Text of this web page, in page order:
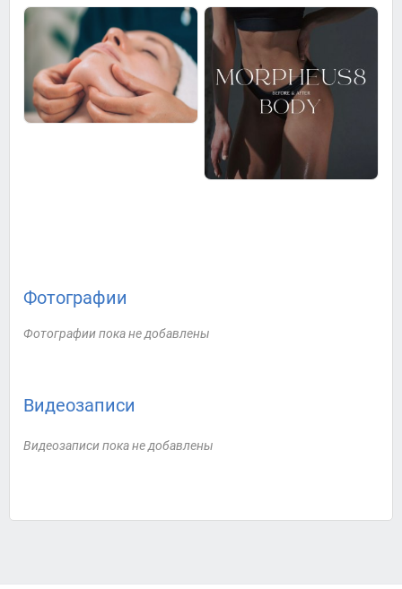
Фотографии
Фотографии пока не добавлены
Видеозаписи
Видеозаписи пока не добавлены